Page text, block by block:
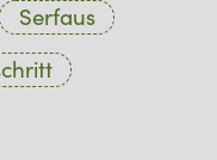
Serfaus